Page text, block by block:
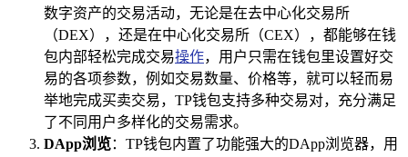
数字资产的交易活动，无论是在去中心化交易所
（DEX），还是在中心化交易所（CEX），都能够在钱
包内部轻松完成交易操作，用户只需在钱包里设置好交
易的各项参数，例如交易数量、价格等，就可以轻而易
举地完成买卖交易，TP钱包支持多种交易对，充分满足
了不同用户多样化的交易需求。
DApp浏览：TP钱包内置了功能强大的DApp浏览器，用